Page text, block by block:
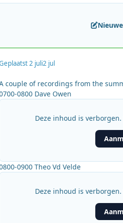
2 juli2 jul
couple of recordings from the
0800 Dave Owen
Deze inhoud is
0900 Theo Vd Velde
Deze inhoud is